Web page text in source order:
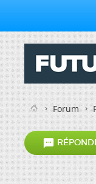
Forum
